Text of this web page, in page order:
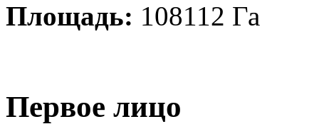
Площадь: 108112 Га
Первое лицо